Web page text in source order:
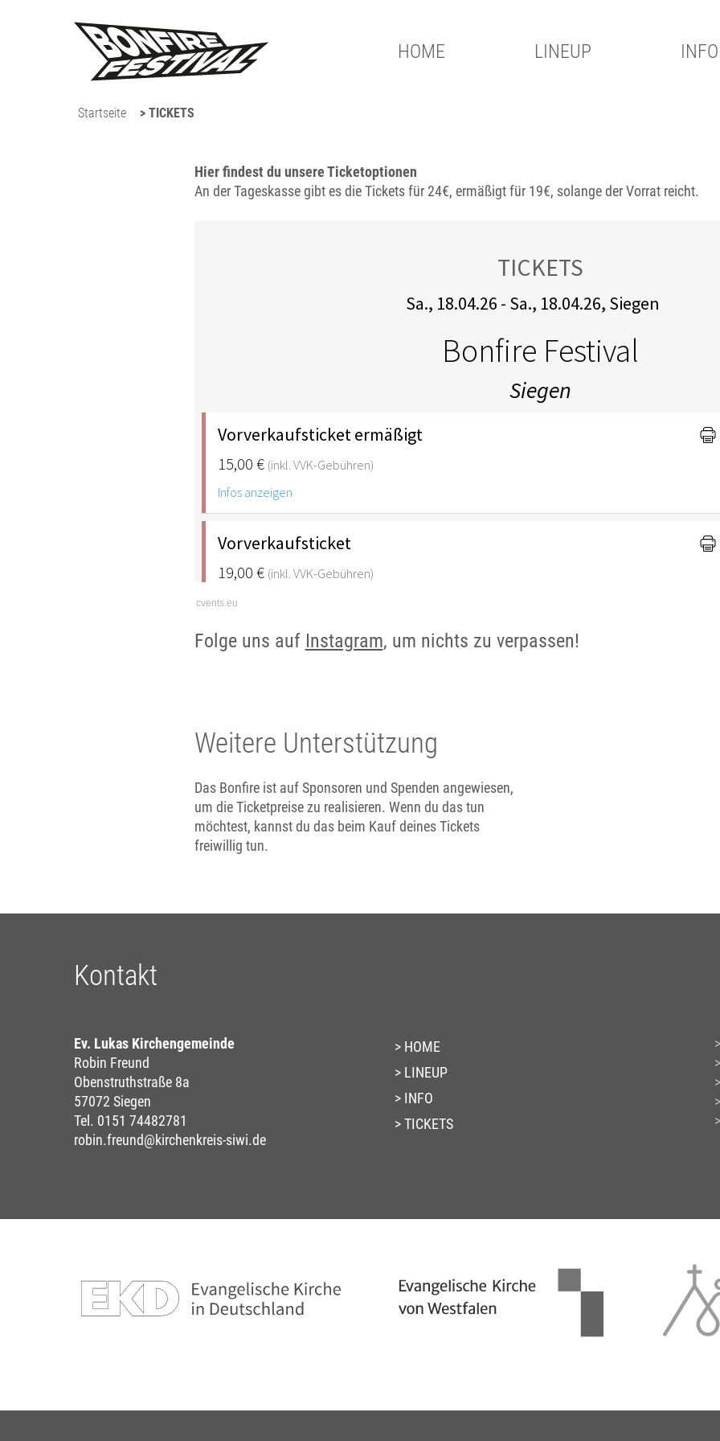
HOME LINEUP INFO
Startseite > TICKETS
Hier findest du unsere Ticketoptionen
An der Tageskasse gibt es die Tickets für 24€, ermäßigt für 19€, solange der Vorrat reicht.
cvents.eu
Folge uns auf Instagram, um nichts zu verpassen!
Weitere Unterstützung
Das Bonfire ist auf Sponsoren und Spenden angewiesen,
um die Ticketpreise zu realisieren. Wenn du das tun
möchtest, kannst du das beim Kauf deines Tickets
freiwillig tun.
Kontakt
Ev. Lukas Kirchengemeinde
Robin Freund
Obenstruthstraße 8a
57072 Siegen
Tel. 0151 74482781
robin.freund@kirchenkreis-siwi.de
HOME
LINEUP
INFO
TICKETS